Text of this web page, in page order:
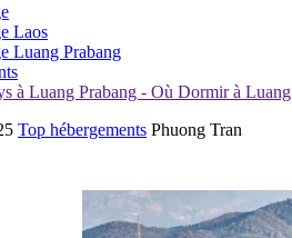
Laos
Luang Prabang
à Luang Prabang - Où Dormir à
Top hébergements Phuong Tran